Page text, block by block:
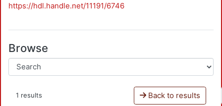
https://hdl.handle.net/11191/6746
Browse
1 results Back to results